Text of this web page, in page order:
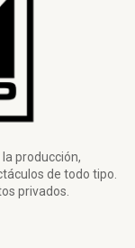
producción,
de todo tipo.
privados.